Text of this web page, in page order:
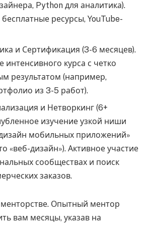
Python для аналитика).
ресурсы, YouTube-
и Сертификация (3-6 месяцев).
интенсивного курса с четко
результатом (например,
из 3-5 работ).
и Нетворкинг (6+
изучение узкой ниши
мобильных приложений»
«веб-дизайн»). Активное участие
сообществах и поиск
заказов.
Опытный ментор
вам месяцы, указав на